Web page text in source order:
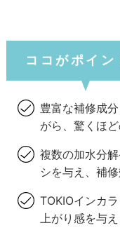
ココがポイン
豊富な補修成
がら、驚くほ
複数の加水分
シを与え、補修
TOKIOインカ
上がり感を与え